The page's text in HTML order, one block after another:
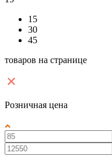
15
30
45
товаров на странице
Розничная цена